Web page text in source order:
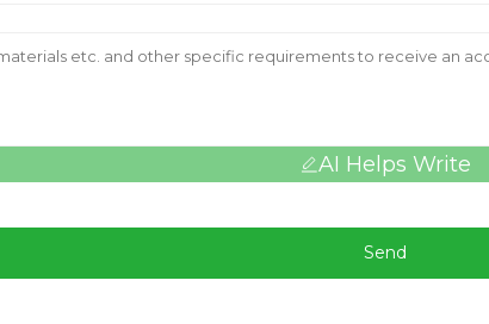
AI Helps Write
Send